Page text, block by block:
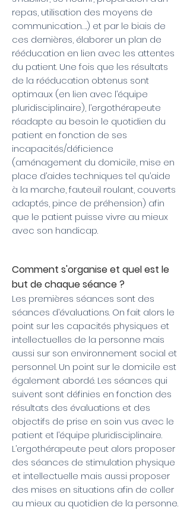
repas, utilisation des moyens de
communication….) et par le biais de
ces dernières, élaborer un plan de
rééducation en lien avec les attentes
du patient. Une fois que les résultats
de la rééducation obtenus sont
optimaux (en lien avec l’équipe
pluridisciplinaire), l’ergothérapeute
réadapte au besoin le quotidien du
patient en fonction de ses
incapacités/déficience
(aménagement du domicile, mise en
place d’aides techniques tel qu’aide
à la marche, fauteuil roulant, couverts
adaptés, pince de préhension) afin
que le patient puisse vivre au mieux
avec son handicap.
Comment s'organise et quel est le
but de chaque séance ?
Les premières séances sont des
séances d’évaluations. On fait alors le
point sur les capacités physiques et
intellectuelles de la personne mais
aussi sur son environnement social et
personnel. Un point sur le domicile est
également abordé. Les séances qui
suivent sont définies en fonction des
résultats des évaluations et des
objectifs de prise en soin vus avec le
patient et l’équipe pluridisciplinaire.
L’ergothérapeute peut alors proposer
des séances de stimulation physique
et intellectuelle mais aussi proposer
des mises en situations afin de coller
au mieux au quotidien de la personne.